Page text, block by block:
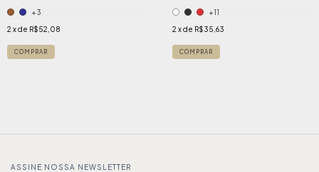
+3
2 x de R$52,08
COMPRAR
+11
2 x de R$35,63
COMPRAR
ASSINE NOSSA NEWSLETTER